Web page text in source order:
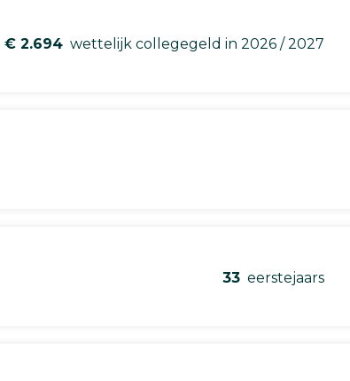
€ 2.694 wettelijk collegegeld in 2026 / 2027
33 eerstejaars